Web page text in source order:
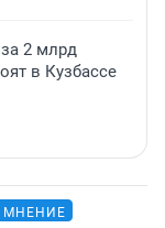
2 млрд
в Кузбассе
МНЕНИЕ